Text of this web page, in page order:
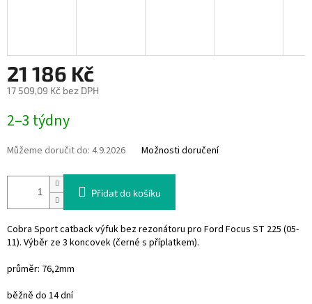
21 186 Kč
17 509,09 Kč bez DPH
cena:
2–3 týdny
Můžeme doručit do: 4.9.2026 Možnosti doručení
Přidat do košíku
Cobra Sport catback výfuk bez rezonátoru pro Ford Focus ST 225 (05-
11). Výběr ze 3 koncovek (černé s příplatkem).
průměr: 76,2mm
běžně do 14 dní